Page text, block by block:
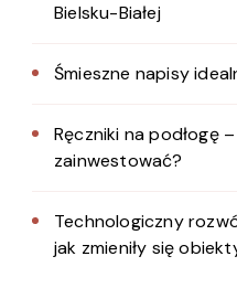
Bielsku-Białej
Śmieszne napisy
Ręczniki na podłogę
zainwestować?
Technologiczny
jak zmieniły się